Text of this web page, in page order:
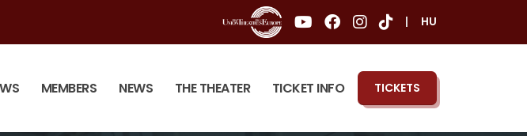
HU
MEMBERS NEWS THE THEATER TICKET INFO TICKETS